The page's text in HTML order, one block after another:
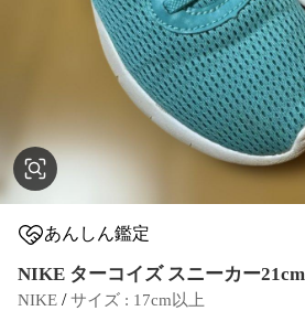
あんしん鑑定
NIKE ターコイズ スニーカー21cm
NIKE / サイズ : 17cm以上